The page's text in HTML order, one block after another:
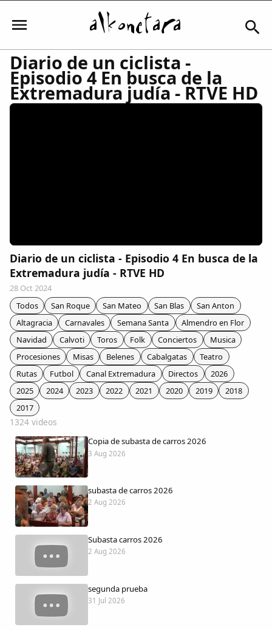
Iniciar sesión
Comunidad
Colaboradores
AlkoTV
Biblioteca
Periódico Alconétar
Foros
Idiosincrasia
Diccionario
Traductor
Dichos
Cancionero Local
Apodos
Diario de un ciclista -
Episodio 4 En busca de la
Extremadura judía - RTVE HD
Diario de un ciclista - Episodio 4 En busca de la
Extremadura judía - RTVE HD
28 Oct 2024
Todos
San Roque San Mateo San Blas
San Anton
Altagracia
Carnavales Semana Santa
Almendro en Flor
Navidad
Calvoti Toros Folk Conciertos
Musica
Procesiones
Misas Belenes Cabalgatas
Teatro
Rutas
Futbol Canal Extremadura Directos
2026
2025
2024 2023 2022 2021 2020 2019
2018
2017
1324 videos
Copia de subasta de carros 2026
3 Aug 2026
subasta de carros 2026
2 Aug 2026
Subasta carros 2026
2 Aug 2026
segunda prueba
31 Jul 2026